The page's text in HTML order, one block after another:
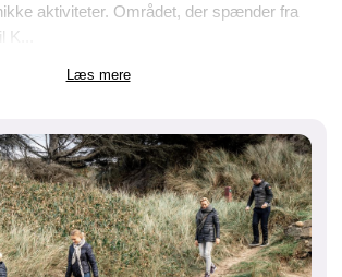
aktiviteter. Området, der spænder fra
Læs mere